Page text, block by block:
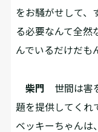
をお騒がせして、
る必要なんて全然
んでいるだけだも
柴門 世間は害
題を提供してくれ
ベッキーちゃんは